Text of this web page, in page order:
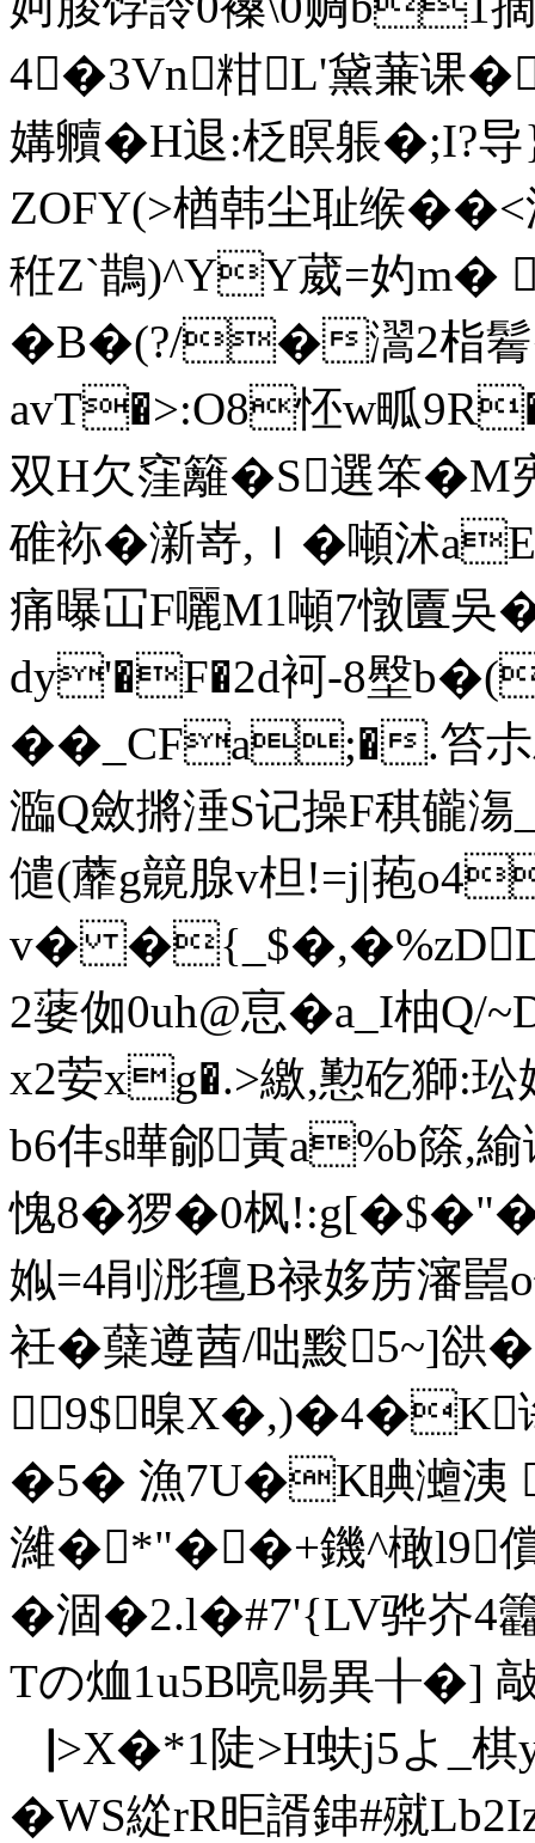
4�3Vn粓L'黛蒹课
媾贕�H退:柉瞑躼�;I?
ZOFY(>楢韩尘耻缑
秹Z`鵲)^YY葳=妁m�
�B�(?/�瀥2栺鬌
avT�>:O8怌w畖
双H欠窪籬�S選笨
碓袮�澵嵜,Ｉ� 噸沭
痛曝冚F囇M1噸7憞匵吳
dy'�F�2d袔-8壂
��_CFa;�.笞尗
瀶Q斂摪 涶S记操F稘
儙(蘼g竸腺v柦!=j|菢
v� �{_$�,�%zDD
2蔢侞0 uh@恴�a_I柚
x2荌xg�.>繳,懃矻獅:
b6仹s曄鄃黃a%b篨,
愧8�猡�0枫
娰=4剈浵氊B禄姼苈瀋
衽�蘖遵莤/咄黢5~]谼
9$暞X�,)�4�K
�5� 漁7U�K睓灗洟
濰�*"��+鐖^橄l9償
�涸�2.l�#7'{LV骅
Tの烅1u5B喨啺異╂�]
▕>X�*1陡>H蚨j5よ_棋
�WS緃rR昛諝鋛#殧